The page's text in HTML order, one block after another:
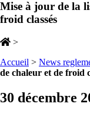
Mise à jour de la
froid classés
>
Accueil > News
de chaleur et de froid
30 décembre